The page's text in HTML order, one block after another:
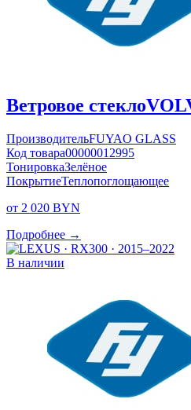
Ветровое стекло
ПроизводительFUYAO GLASS
Код товара00000012995
ТонировкаЗелёное
ПокрытиеТеплопоглощающее
от 2 020 BYN
Подробнее →
В наличии